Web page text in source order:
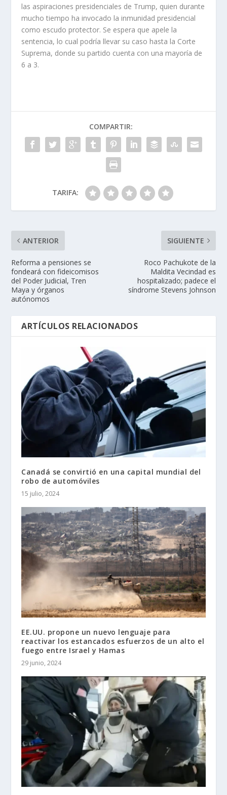
las aspiraciones presidenciales de Trump, quien durante
mucho tiempo ha invocado la inmunidad presidencial
como escudo protector. Se espera que apele la
sentencia, lo cual podría llevar su caso hasta la Corte
Suprema, donde su partido cuenta con una mayoría de
6 a 3.
COMPARTIR:
TARIFA:
ANTERIOR
Reforma a pensiones se
fondeará con fideicomisos
del Poder Judicial, Tren
Maya y órganos
autónomos
SIGUIENTE
Roco Pachukote de la
Maldita Vecindad es
hospitalizado; padece el
síndrome Stevens Johnson
ARTÍCULOS RELACIONADOS
Canadá se convirtió en una capital mundial del
robo de automóviles
15 julio, 2024
EE.UU. propone un nuevo lenguaje para
reactivar los estancados esfuerzos de un alto el
fuego entre Israel y Hamas
29 junio, 2024